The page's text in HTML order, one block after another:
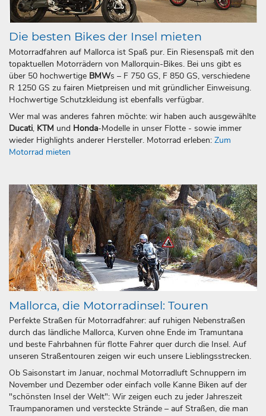
Die besten Bikes der Insel mieten
Motorradfahren auf Mallorca ist Spaß pur. Ein Riesenspaß mit den
topaktuellen Motorrädern von Mallorquin-Bikes. Bei uns gibt es
über 50 hochwertige BMWs – F 750 GS, F 850 GS, verschiedene
R 1250 GS zu fairen Mietpreisen und mit gründlicher Einweisung.
Hochwertige Schutzkleidung ist ebenfalls verfügbar.
Wer mal was anderes fahren möchte: wir haben auch ausgewählte
Ducati, KTM und Honda-Modelle in unser Flotte - sowie immer
wieder Highlights anderer Hersteller. Motorrad erleben: Zum
Motorrad mieten
Mallorca, die Motorradinsel: Touren
Perfekte Straßen für Motorradfahrer: auf ruhigen Nebenstraßen
durch das ländliche Mallorca, Kurven ohne Ende im Tramuntana
und beste Fahrbahnen für flotte Fahrer quer durch die Insel. Auf
unseren Straßentouren zeigen wir euch unsere Lieblingsstrecken.
Ob Saisonstart im Januar, nochmal Motorradluft Schnuppern im
November und Dezember oder einfach volle Kanne Biken auf der
"schönsten Insel der Welt": Wir zeigen euch zu jeder Jahreszeit
Traumpanoramen und versteckte Strände – auf Straßen, die man